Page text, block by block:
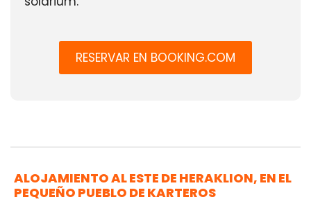
RESERVAR EN BOOKING.COM
ALOJAMIENTO AL ESTE DE HERAKLION, EN EL
PEQUEÑO PUEBLO DE KARTEROS